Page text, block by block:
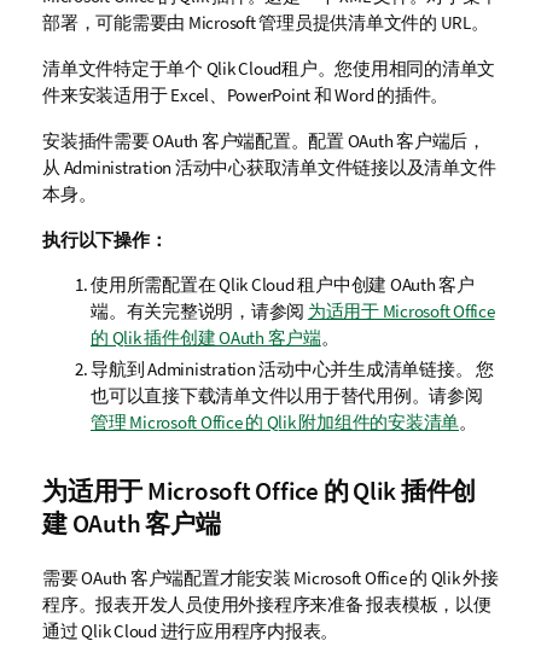
部署，可能需要由 Microsoft 管理员提供清单文件的 URL。
清单文件特定于单个 Qlik Cloud租户。您使用相同的清单文
件来安装适用于Excel、 PowerPoint和Word 的插件。
安装插件需要 OAuth 客户端配置。配置 OAuth 客户端后，
从 Administration 活动中心获取清单文件链接以及清单文件
本身。
执行以下操作：
使用所需配置在Qlik Cloud租户中创建 OAuth 客户
端。有关完整说明，请参阅 为适用于 Microsoft Office
的 Qlik 插件创建 OAuth 客户端。
导航到Administration活动中心并生成清单链接。 您
也可以直接下载清单文件以用于替代用例。请参阅
管理 Microsoft Office 的 Qlik 附加组件的安装清单。
为适用于Microsoft Office 的Qlik插件创
建 OAuth 客户端
需要 OAuth 客户端配置才能安装 Microsoft Office的 Qlik外接
程序。报表开发人员使用外接程序来准备报表模板 ，以便
通过Qlik Cloud 进行应用程序内报表。